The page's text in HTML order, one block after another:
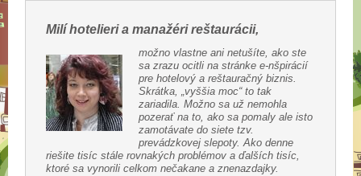
Milí hotelieri a manažéri reštaurácii,
možno vlastne ani netušíte, ako ste
sa zrazu ocitli na stránke e-nšpirácií
pre hotelový a reštauračný biznis.
Skrátka, „vyššia moc“ to tak
zariadila. Možno sa už nemohla
pozerať na to, ako sa pomaly ale isto
zamotávate do siete tzv.
prevádzkovej slepoty. Ako denne
riešite tisíc stále rovnakých problémov a ďalších tisíc,
ktoré sa vynorili celkom nečakane a znenazdajky.